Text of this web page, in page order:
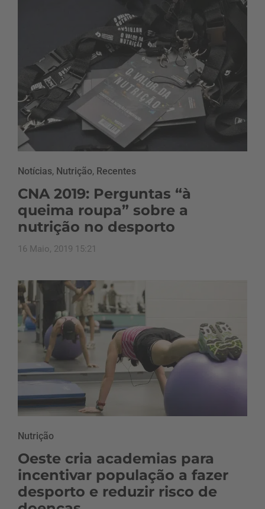
Notícias, Nutrição, Recentes
CNA 2019: Perguntas “à
queima roupa” sobre a
nutrição no desporto
16 Maio, 2019 15:21
Nutrição
Oeste cria academias para
incentivar população a fazer
desporto e reduzir risco de